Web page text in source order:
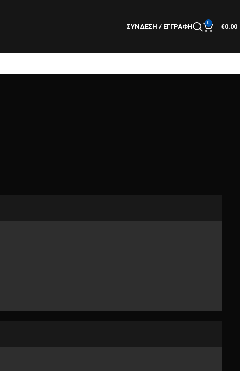
ΣΎΝΔΕΣΗ / ΕΓΓΡΑΦΉ
0
€0.00